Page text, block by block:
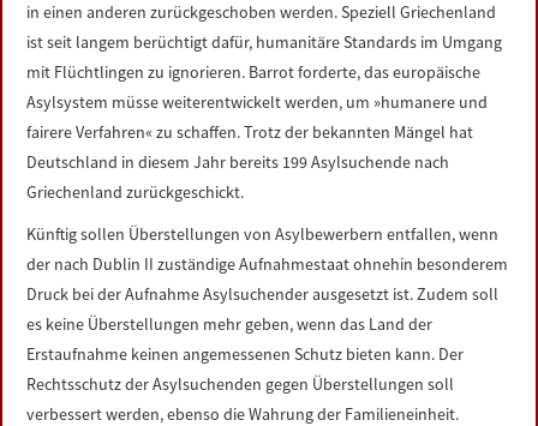
in einen anderen zurückgeschoben werden. Speziell Griechenland
ist seit langem berüchtigt dafür, humanitäre Standards im Umgang
mit Flüchtlingen zu ignorieren. Barrot forderte, das europäische
Asylsystem müsse weiterentwickelt werden, um »humanere und
fairere Verfahren« zu schaffen. Trotz der bekannten Mängel hat
Deutschland in diesem Jahr bereits 199 Asylsuchende nach
Griechenland zurückgeschickt.
Künftig sollen Überstellungen von Asylbewerbern entfallen, wenn
der nach Dublin II zuständige Aufnahmestaat ohnehin besonderem
Druck bei der Aufnahme Asylsuchender ausgesetzt ist. Zudem soll
es keine Überstellungen mehr geben, wenn das Land der
Erstaufnahme keinen angemessenen Schutz bieten kann. Der
Rechtsschutz der Asylsuchenden gegen Überstellungen soll
verbessert werden, ebenso die Wahrung der Familieneinheit.